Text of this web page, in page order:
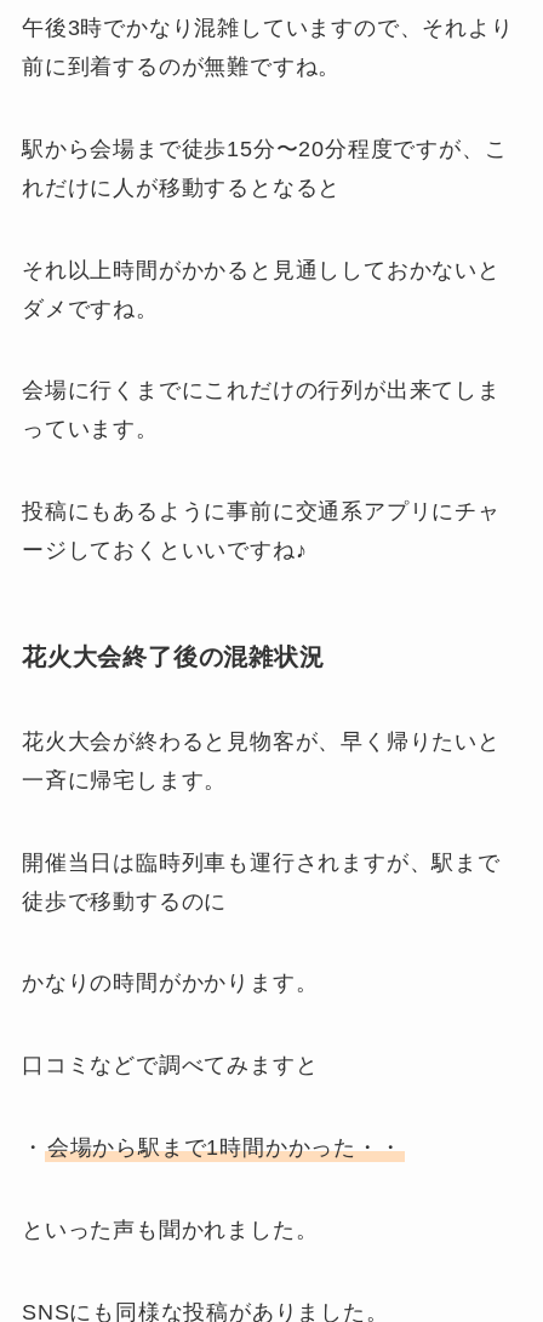
午後3時でかなり混雑していますので、それより
前に到着するのが無難ですね。
駅から会場まで徒歩15分〜20分程度ですが、こ
れだけに人が移動するとなると
それ以上時間がかかると見通ししておかないと
ダメですね。
会場に行くまでにこれだけの行列が出来てしま
っています。
投稿にもあるように事前に交通系アプリにチャ
ージしておくといいですね♪
花火大会終了後の混雑状況
花火大会が終わると見物客が、早く帰りたいと
一斉に帰宅します。
開催当日は臨時列車も運行されますが、駅まで
徒歩で移動するのに
かなりの時間がかかります。
口コミなどで調べてみますと
・ 会場から駅まで1時間かかった・・
といった声も聞かれました。
SNSにも同様な投稿がありました。